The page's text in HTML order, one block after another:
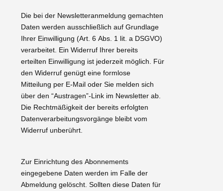
Die bei der Newsletteranmeldung gemachten
Daten werden ausschließlich auf Grundlage
Ihrer Einwilligung (Art. 6 Abs. 1 lit. a DSGVO)
verarbeitet. Ein Widerruf Ihrer bereits
erteilten Einwilligung ist jederzeit möglich. Für
den Widerruf genügt eine formlose
Mitteilung per E-Mail oder Sie melden sich
über den “Austragen”-Link im Newsletter ab.
Die Rechtmäßigkeit der bereits erfolgten
Datenverarbeitungsvorgänge bleibt vom
Widerruf unberührt.
Zur Einrichtung des Abonnements
eingegebene Daten werden im Falle der
Abmeldung gelöscht. Sollten diese Daten für